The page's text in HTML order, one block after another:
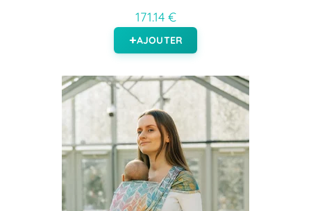
171.14 €
AJOUTER